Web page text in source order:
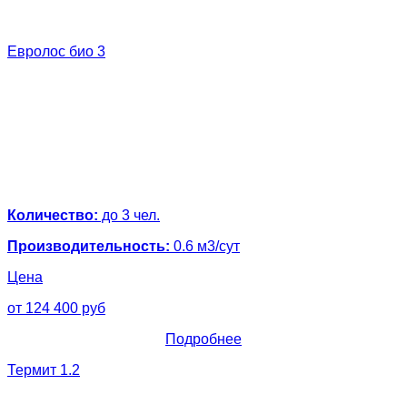
Евролос био 3
Количество: до 3 чел.
Производительность: 0.6 м3/сут
Цена
от 124 400 руб
Подробнее
Термит 1.2